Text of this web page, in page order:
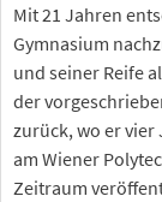
Mit 21 Jahren
Gymnasium
und seiner Reife
der
zurück, wo er vier
am Wiener
Zeitraum